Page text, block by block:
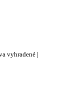
vyhradené |